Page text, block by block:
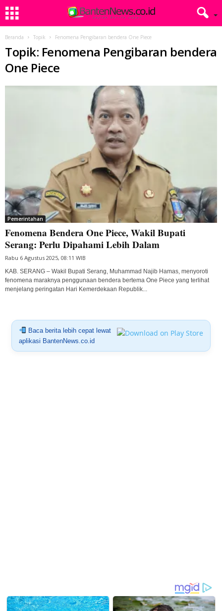
Beranda Topik Fenomena Pengibaran bendera One Piece
Topik: Fenomena Pengibaran bendera
One Piece
Pemerintahan
Fenomena Bendera One Piece, Wakil Bupati
Serang: Perlu Dipahami Lebih Dalam
Rabu 6 Agustus 2025, 08:11 WIB
KAB. SERANG – Wakil Bupati Serang, Muhammad Najib Hamas, menyoroti
fenomena maraknya penggunaan bendera bertema One Piece yang terlihat
menjelang peringatan Hari Kemerdekaan Republik...
Baca berita lebih cepat lewat
aplikasi BantenNews.co.id